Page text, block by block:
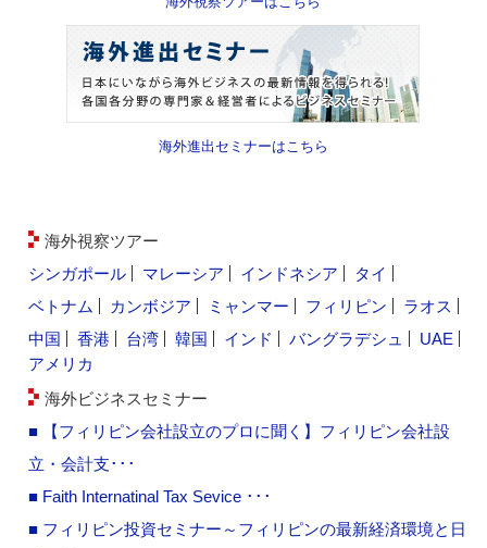
海外進出セミナーはこちら
海外視察ツアー
シンガポール
マレーシア インドネシア
タイ
ベトナム
カンボジア ミャンマー フィリピン
ラオス
中国
香港 台湾 韓国 インド バングラデシュ
UAE
アメリカ
海外ビジネスセミナー
■ 【フィリピン会社設立のプロに聞く】フィリピン会社設
立・会計支･･･
■ Faith Internatinal Tax Sevice ･･･
■ フィリピン投資セミナー～フィリピンの最新経済環境と日